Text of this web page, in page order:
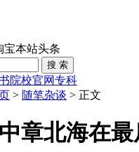
宝本站头条
院校官网专科
> 随笔杂谈 > 正文
中章北海在